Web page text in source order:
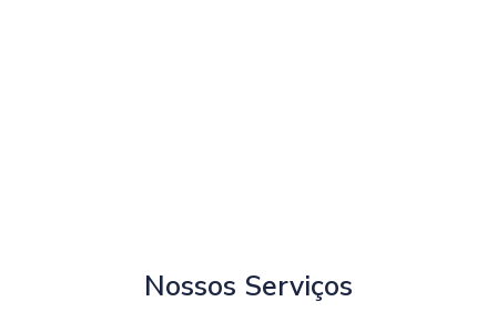
Nossos Serviços